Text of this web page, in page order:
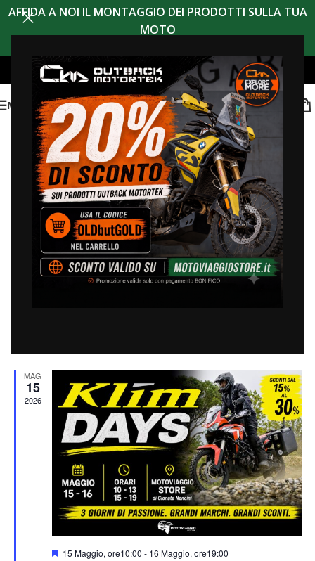
AFFIDA A NOI IL MONTAGGIO DEI PRODOTTI SULLA TUA
MOTO
MENU
Open Day
Non ci sono eventi previsti.
MAG
15
2026
Segnalati
15 Maggio, ore10:00 - 16 Maggio, ore19:00